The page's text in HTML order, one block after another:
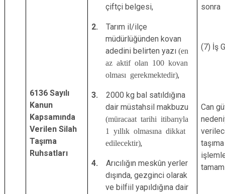
6136 Sayılı
Kanun
Kapsamında
Verilen Silah
Taşıma
Ruhsatları
çiftçi belgesi,
2. Tarım il/ilçe
müdürlüğünden kovan
adedini belirten yazı(en
az aktif olan 100 kovan
olması gerekmektedir),
3. 2000 kg bal satıldığına
dair müstahsil makbuzu
(müracaat tarihi itibarıyla
1 yıllık olmasına dikkat
edilecektir),
4. Arıcılığın meskûn yerler
dışında, gezginci olarak
ve bilfiil yapıldığına dair
sonra
(7) İş
Can